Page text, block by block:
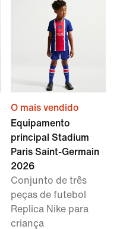
O mais vendido
Equipamento
principal Stadium
Paris Saint-Germain
2026
Conjunto de três
peças de futebol
Replica Nike para
criança